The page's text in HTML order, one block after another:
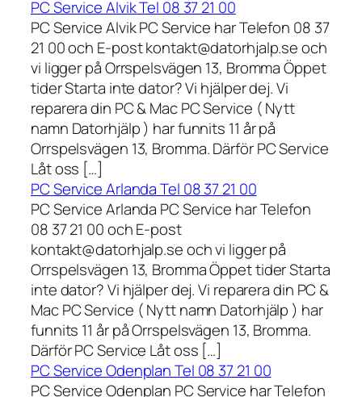
PC Service Alvik Tel 08 37 21 00
PC Service Alvik PC Service har Telefon 08 37
21 00 och E-post kontakt@datorhjalp.se och
vi ligger på Orrspelsvägen 13, Bromma Öppet
tider Starta inte dator? Vi hjälper dej. Vi
reparera din PC & Mac PC Service ( Nytt
namn Datorhjälp ) har funnits 11 år på
Orrspelsvägen 13, Bromma. Därför PC Service
Låt oss […]
PC Service Arlanda Tel 08 37 21 00
PC Service Arlanda PC Service har Telefon
08 37 21 00 och E-post
kontakt@datorhjalp.se och vi ligger på
Orrspelsvägen 13, Bromma Öppet tider Starta
inte dator? Vi hjälper dej. Vi reparera din PC &
Mac PC Service ( Nytt namn Datorhjälp ) har
funnits 11 år på Orrspelsvägen 13, Bromma.
Därför PC Service Låt oss […]
PC Service Odenplan Tel 08 37 21 00
PC Service Odenplan PC Service har Telefon